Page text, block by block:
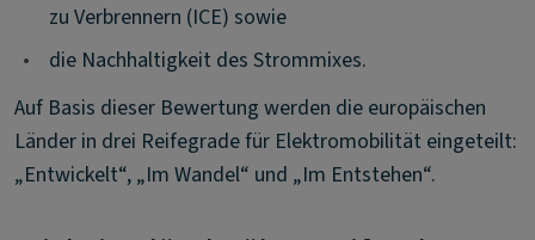
zu Verbrennern (ICE) sowie
•
die Nachhaltigkeit des Strommixes.
Auf Basis dieser Bewertung werden die europäischen
Länder in drei Reifegrade für Elektromobilität eingeteilt:
„Entwickelt“, „Im Wandel“ und „Im Entstehen“.